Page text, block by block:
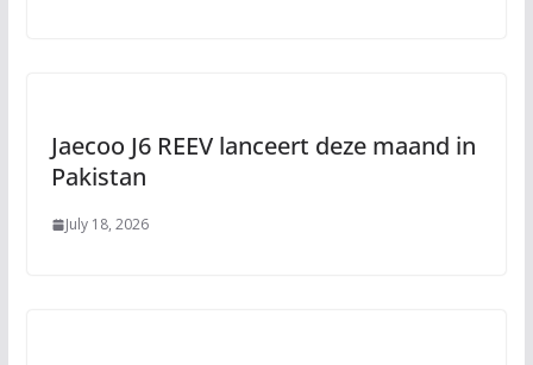
Jaecoo J6 REEV lanceert deze maand in
Pakistan
July 18, 2026